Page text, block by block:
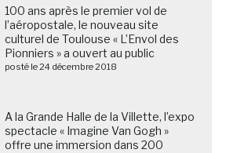
100 ans après le premier vol de
l’aéropostale, le nouveau site
culturel de Toulouse « L’Envol des
Pionniers » a ouvert au public
posté le 24 décembre 2018
A la Grande Halle de la Villette, l’expo
spectacle « Imagine Van Gogh »
offre une immersion dans 200